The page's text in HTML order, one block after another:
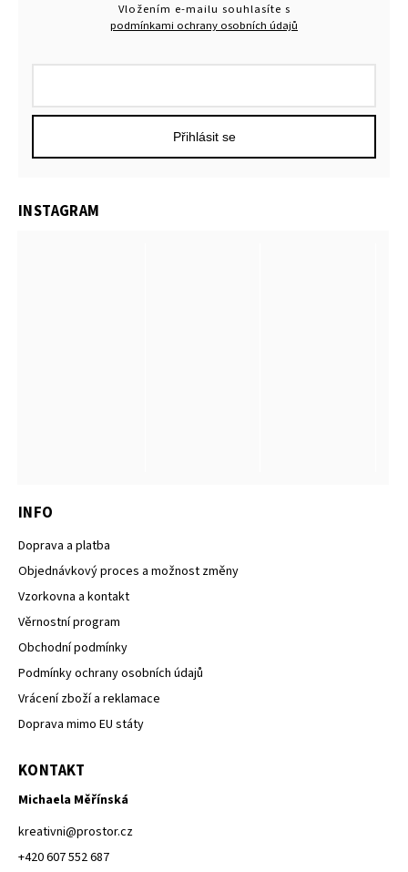
Vložením e-mailu souhlasíte s
podmínkami ochrany osobních údajů
Přihlásit se
INFO
Doprava a platba
Objednávkový proces a možnost změny
Vzorkovna a kontakt
Věrnostní program
Obchodní podmínky
Podmínky ochrany osobních údajů
Vrácení zboží a reklamace
Doprava mimo EU státy
KONTAKT
Michaela Měřínská
kreativni@prostor.cz
+420 607 552 687
INSTAGRAM